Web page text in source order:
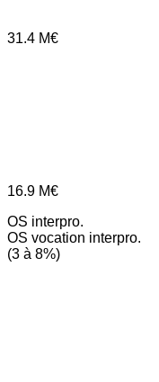
31.4 M€
16.9 M€
OS interpro.
OS vocation interpro.
(3 à 8%)